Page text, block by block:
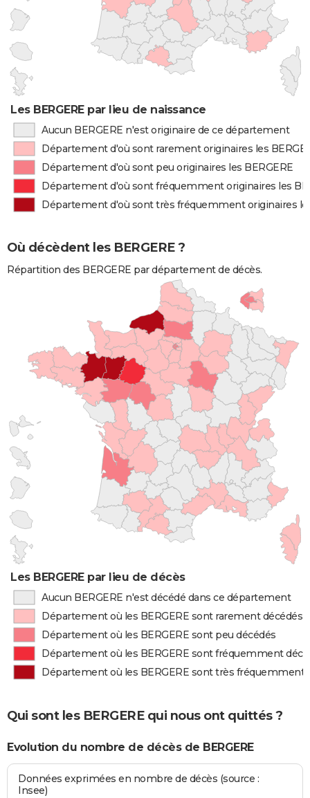
Les BERGERE par lieu de naissance
Aucun BERGERE n'est originaire de ce département
Département d'où sont rarement originaires les
Département d'où sont peu originaires les BERGERE
Département d'où sont fréquemment originaires les
Département d'où sont très fréquemment originaires
Où décèdent les BERGERE ?
Répartition des BERGERE par département de décès.
Les BERGERE par lieu de décès
Aucun BERGERE n'est décédé dans ce département
Département où les BERGERE sont rarement décédés
Département où les BERGERE sont peu décédés
Département où les BERGERE sont fréquemment
Département où les BERGERE sont très fréquemment
Qui sont les BERGERE qui nous ont quittés ?
Evolution du nombre de décès de BERGERE
Données exprimées en nombre de décès (source :
Insee)